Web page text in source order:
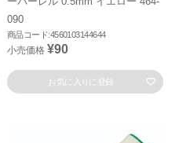
090
商品コード:4560103144644
小売価格 ¥90
お気に入りに登録